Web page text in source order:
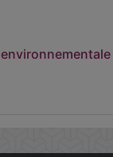
environnementale